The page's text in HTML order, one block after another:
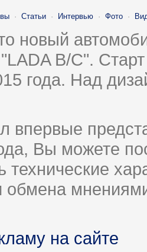
· Статьи · Интервью · Фото ·
новый
B/C".
года. Над
впервые
Вы можете
технические
на сайте